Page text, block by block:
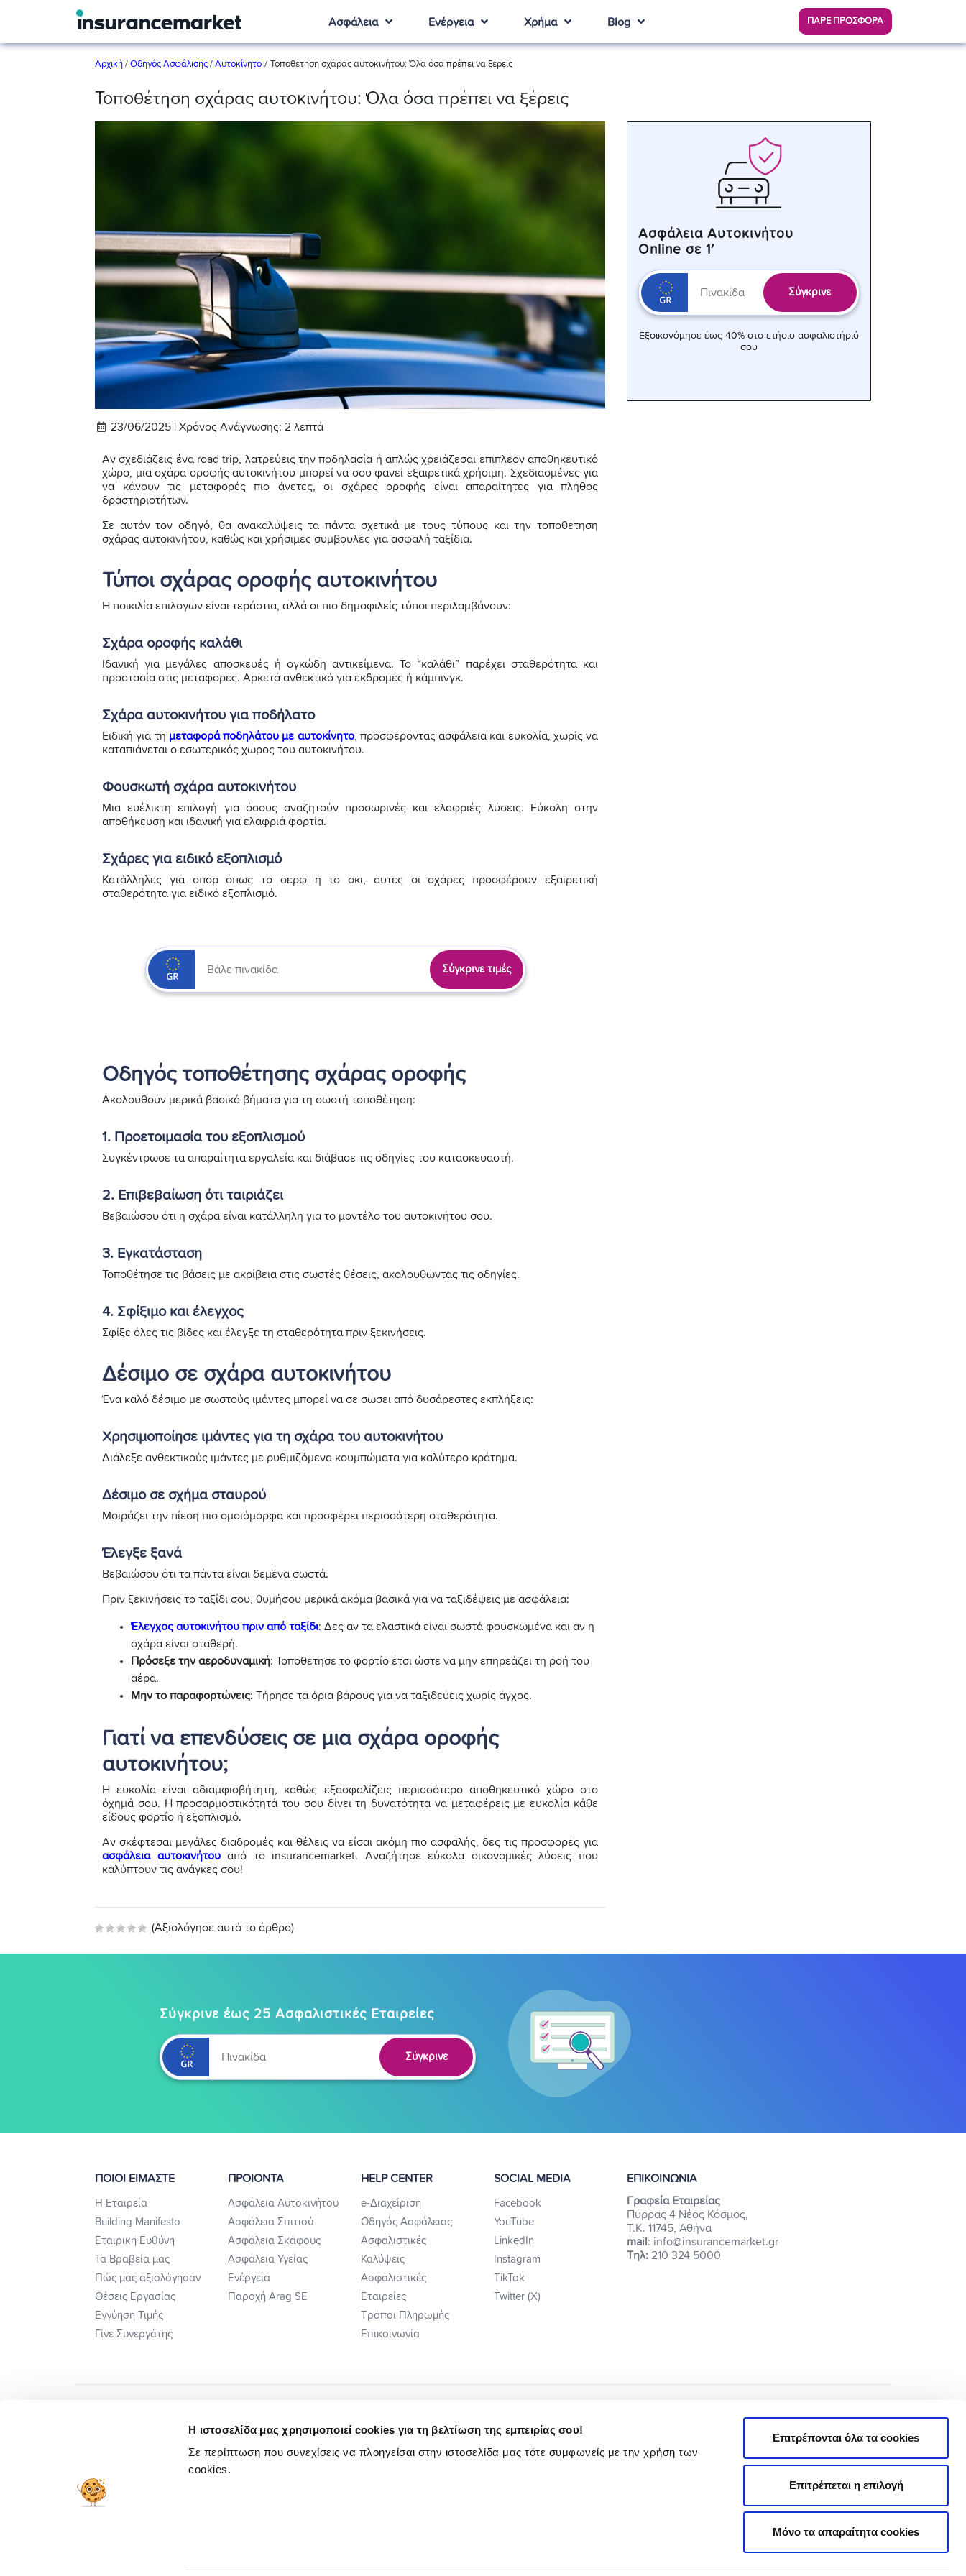
Η ιστοσελίδα μας χρησιμοποιεί cookies για τη βελτίωση της εμπειρίας σου!
Σε περίπτωση που συνεχίσεις να πλοηγείσαι στην ιστοσελίδα μας τότε συμφωνείς με την χρήση των
cookies.
Επιτρέπονται όλα τα cookies
Επιτρέπεται η επιλογή
Μόνο τα απαραίτητα cookies
Ασφάλεια Ενέργεια Χρήμα Blog ΠΑΡΕ ΠΡΟΣΦΟΡΑ
Αρχική / Οδηγός Ασφάλισης / Αυτοκίνητο / Τοποθέτηση σχάρας αυτοκινήτου: Όλα όσα πρέπει να ξέρεις
Τοποθέτηση σχάρας αυτοκινήτου: Όλα όσα πρέπει να ξέρεις
23/06/2025 | Χρόνος Ανάγνωσης: 2 λεπτά
Αν σχεδιάζεις ένα road trip, λατρεύεις την ποδηλασία ή απλώς χρειάζεσαι επιπλέον αποθηκευτικό
χώρο, μια σχάρα οροφής αυτοκινήτου μπορεί να σου φανεί εξαιρετικά χρήσιμη. Σχεδιασμένες για
να κάνουν τις μεταφορές πιο άνετες, οι σχάρες οροφής είναι απαραίτητες για πλήθος
δραστηριοτήτων.
Σε αυτόν τον οδηγό, θα ανακαλύψεις τα πάντα σχετικά με τους τύπους και την τοποθέτηση
σχάρας αυτοκινήτου, καθώς και χρήσιμες συμβουλές για ασφαλή ταξίδια.
Τύποι σχάρας οροφής αυτοκινήτου
Η ποικιλία επιλογών είναι τεράστια, αλλά οι πιο δημοφιλείς τύποι περιλαμβάνουν:
Σχάρα οροφής καλάθι
Ιδανική για μεγάλες αποσκευές ή ογκώδη αντικείμενα. Το “καλάθι” παρέχει σταθερότητα και
προστασία στις μεταφορές. Αρκετά ανθεκτικό για εκδρομές ή κάμπινγκ.
Σχάρα αυτοκινήτου για ποδήλατο
Ειδική για τη μεταφορά ποδηλάτου με αυτοκίνητο, προσφέροντας ασφάλεια και ευκολία, χωρίς να
καταπιάνεται ο εσωτερικός χώρος του αυτοκινήτου.
Φουσκωτή σχάρα αυτοκινήτου
Μια ευέλικτη επιλογή για όσους αναζητούν προσωρινές και ελαφριές λύσεις. Εύκολη στην
αποθήκευση και ιδανική για ελαφριά φορτία.
Σχάρες για ειδικό εξοπλισμό
Κατάλληλες για σπορ όπως το σερφ ή το σκι, αυτές οι σχάρες προσφέρουν εξαιρετική
σταθερότητα για ειδικό εξοπλισμό.
Σύγκρινε τιμές
Οδηγός τοποθέτησης σχάρας οροφής
Ακολουθούν μερικά βασικά βήματα για τη σωστή τοποθέτηση:
1. Προετοιμασία του εξοπλισμού
Συγκέντρωσε τα απαραίτητα εργαλεία και διάβασε τις οδηγίες του κατασκευαστή.
2. Επιβεβαίωση ότι ταιριάζει
Βεβαιώσου ότι η σχάρα είναι κατάλληλη για το μοντέλο του αυτοκινήτου σου.
3. Εγκατάσταση
Τοποθέτησε τις βάσεις με ακρίβεια στις σωστές θέσεις, ακολουθώντας τις οδηγίες.
4. Σφίξιμο και έλεγχος
Σφίξε όλες τις βίδες και έλεγξε τη σταθερότητα πριν ξεκινήσεις.
Δέσιμο σε σχάρα αυτοκινήτου
Ένα καλό δέσιμο με σωστούς ιμάντες μπορεί να σε σώσει από δυσάρεστες εκπλήξεις:
Χρησιμοποίησε ιμάντες για τη σχάρα του αυτοκινήτου
Διάλεξε ανθεκτικούς ιμάντες με ρυθμιζόμενα κουμπώματα για καλύτερο κράτημα.
Δέσιμο σε σχήμα σταυρού
Μοιράζει την πίεση πιο ομοιόμορφα και προσφέρει περισσότερη σταθερότητα.
Έλεγξε ξανά
Βεβαιώσου ότι τα πάντα είναι δεμένα σωστά.
Πριν ξεκινήσεις το ταξίδι σου, θυμήσου μερικά ακόμα βασικά για να ταξιδέψεις με ασφάλεια:
Έλεγχος αυτοκινήτου πριν από ταξίδι: Δες αν τα ελαστικά είναι σωστά φουσκωμένα και αν η
σχάρα είναι σταθερή.
Πρόσεξε την αεροδυναμική: Τοποθέτησε το φορτίο έτσι ώστε να μην επηρεάζει τη ροή του
αέρα.
Μην το παραφορτώνεις: Τήρησε τα όρια βάρους για να ταξιδεύεις χωρίς άγχος.
Γιατί να επενδύσεις σε μια σχάρα οροφής
αυτοκινήτου;
Η ευκολία είναι αδιαμφισβήτητη, καθώς εξασφαλίζεις περισσότερο αποθηκευτικό χώρο στο
όχημά σου. Η προσαρμοστικότητά του σου δίνει τη δυνατότητα να μεταφέρεις με ευκολία κάθε
είδους φορτίο ή εξοπλισμό.
Αν σκέφτεσαι μεγάλες διαδρομές και θέλεις να είσαι ακόμη πιο ασφαλής, δες τις προσφορές για
ασφάλεια αυτοκινήτουαπό το insurancemarket. Αναζήτησε εύκολα οικονομικές λύσεις που
καλύπτουν τις ανάγκες σου!
(Αξιολόγησε αυτό το άρθρο)
Ασφάλεια Αυτοκινήτου
Online σε 1′
Σύγκρινε
Εξοικονόμησε έως 40% στο ετήσιο ασφαλιστήριό
σου
Σύγκρινε έως 25 Ασφαλιστικές Εταιρείες
Σύγκρινε
ΠΟΙΟΙ ΕΙΜΑΣΤΕ
Η Εταιρεία
Building Manifesto
Εταιρική Ευθύνη
Τα Βραβεία μας
Πώς μας αξιολόγησαν
Θέσεις Εργασίας
Εγγύηση Τιμής
Γίνε Συνεργάτης
ΠΡΟΙΟΝΤΑ
Ασφάλεια Αυτοκινήτου
Ασφάλεια Σπιτιού
Ασφάλεια Σκάφους
Ασφάλεια Υγείας
Ενέργεια
Παροχή Arag SE
HELP CENTER
e-Διαχείριση
Οδηγός Ασφάλειας
Ασφαλιστικές
Καλύψεις
Ασφαλιστικές
Εταιρείες
Τρόποι Πληρωμής
Επικοινωνία
SOCIAL MEDIA
Facebook
YouTube
LinkedIn
Instagram
TikTok
Twitter (X)
ΕΠΙΚΟΙΝΩΝΙΑ
Γραφεία Εταιρείας
Πύρρας 4 Νέος Κόσμος,
Τ.Κ. 11745, Αθήνα
mail : info@insurancemarket.gr
Τηλ: 210 324 5000
Όροι Χρήσης